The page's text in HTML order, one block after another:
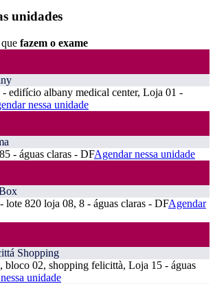
unidades
fazem o exame
edifício albany medical center, Loja 01 -
nessa unidade
- águas claras - DFAgendar nessa unidade
lote 820 loja 08, 8 - águas claras - DFAgendar
Shopping
bloco 02, shopping felicittà, Loja 15 - águas
unidade